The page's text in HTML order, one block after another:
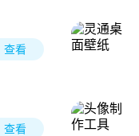
查看
查看